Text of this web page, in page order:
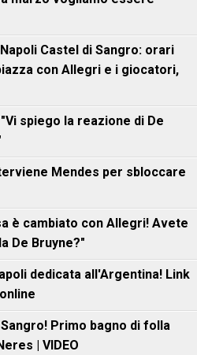
Castel di Sangro: orari
con Allegri e i giocatori,
spiego la reazione di De
Mendes per sbloccare
è cambiato con Allegri! Avete
De Bruyne?"
dedicata all'Argentina! Link
Primo bagno di folla
| VIDEO